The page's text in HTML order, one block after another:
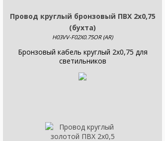
Провод круглый бронзовый ПВХ 2х0,75
(бухта)
H03VV-F02X0.75OR (AR)
Бронзовый кабель круглый 2x0,75 для
светильников